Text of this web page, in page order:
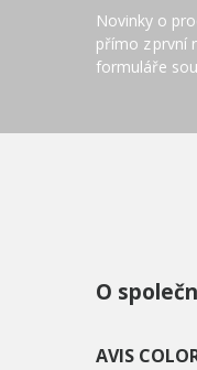
Novinky o
přímo z první
formuláře
O
AVIS